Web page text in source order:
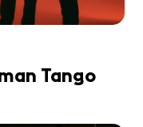
Tango